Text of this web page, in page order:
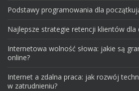
Podstawy programowania dla
Najlepsze strategie retencji klientów dla
Internetowa wolność słowa: jakie są
online?
Internet a zdalna praca: jak rozwój
w zatrudnieniu?